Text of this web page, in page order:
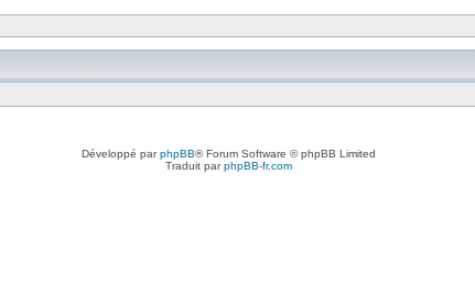
Développé parphpBB® Forum Software © phpBB Limited
Traduit parphpBB-fr.com